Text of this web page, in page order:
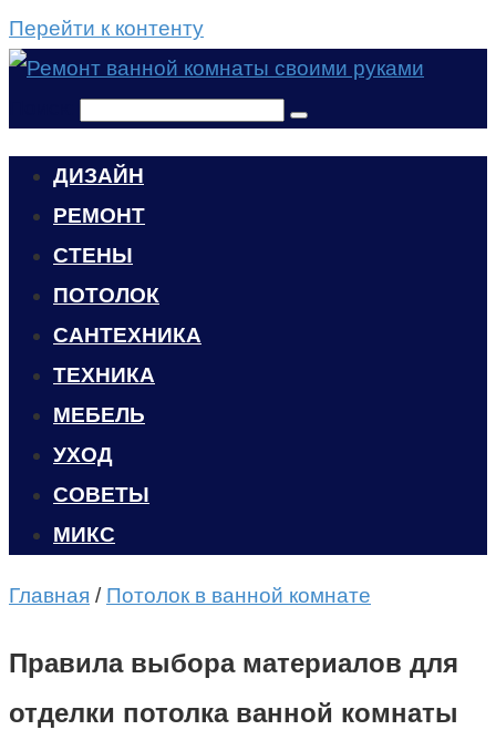
Перейти к контенту
ДИЗАЙН
РЕМОНТ
СТЕНЫ
ПОТОЛОК
САНТЕХНИКА
ТЕХНИКА
МЕБЕЛЬ
УХОД
CОВЕТЫ
МИКС
Главная / Потолок в ванной комнате
Правила выбора материалов для
отделки потолка ванной комнаты